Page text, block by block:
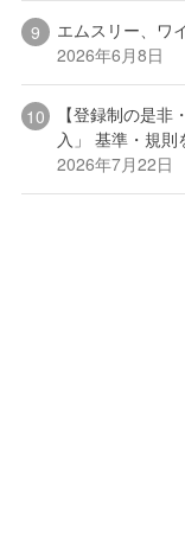
エムスリー、ワ
2026年6月8日
【登録制の是
入」 基準・規
2026年7月22日